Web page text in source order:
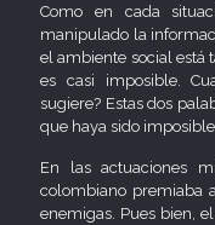
Como en cada
manipulado la
el ambiente social está
es casi imposible.
sugiere? Estas dos
que haya sido imposible
En las actuaciones
colombiano premiaba
enemigas. Pues bien,